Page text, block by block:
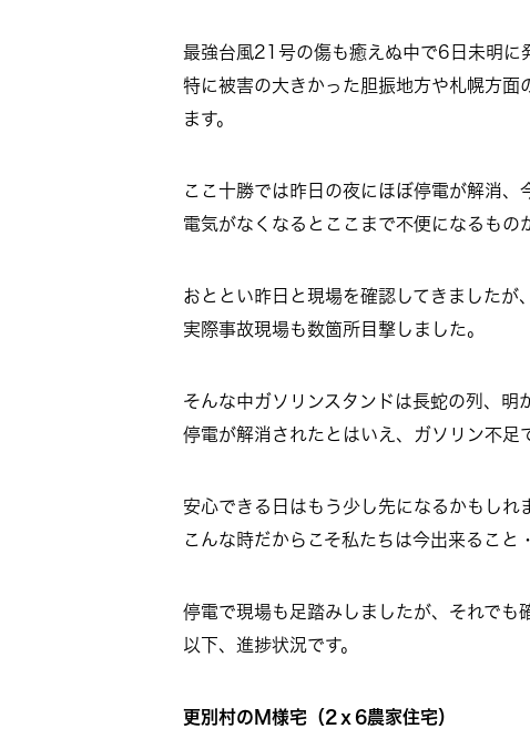
最強台風21号の傷も癒えぬ中で6日未明に
特に被害の大きかった胆振地方や札幌方面
ます。
ここ十勝では昨日の夜にほぼ停電が解消
電気がなくなるとここまで不便になるもの
おととい昨日と現場を確認してきましたが
実際事故現場も数箇所目撃しました。
そんな中ガソリンスタンドは長蛇の列、明
停電が解消されたとはいえ、ガソリン不足
安心できる日はもう少し先になるかもしれ
こんな時だからこそ私たちは今出来ること
停電で現場も足踏みしましたが、それでも
以下、進捗状況です。
更別村のＭ様宅（2ｘ6農家住宅）